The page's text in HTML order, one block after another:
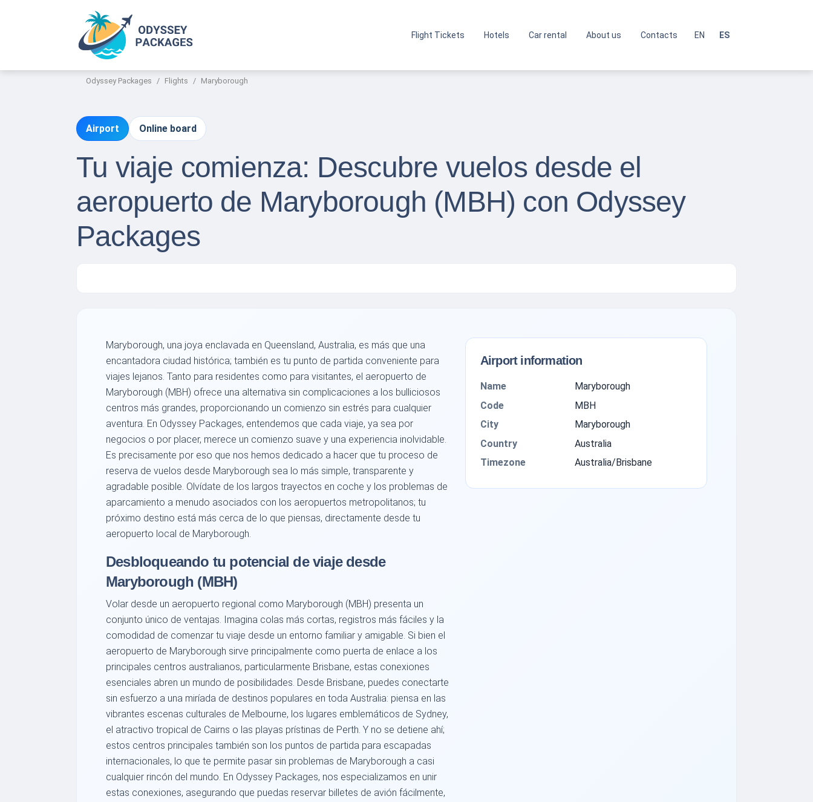
Flight Tickets Hotels Car rental About us Contacts EN ES
Odyssey Packages Flights Maryborough
Airport Online board
Tu viaje comienza: Descubre vuelos desde el
aeropuerto de Maryborough (MBH) con Odyssey
Packages
Maryborough, una joya enclavada en Queensland, Australia, es más que una
encantadora ciudad histórica; también es tu punto de partida conveniente para
viajes lejanos. Tanto para residentes como para visitantes, el aeropuerto de
Maryborough (MBH) ofrece una alternativa sin complicaciones a los bulliciosos
centros más grandes, proporcionando un comienzo sin estrés para cualquier
aventura. En Odyssey Packages, entendemos que cada viaje, ya sea por
negocios o por placer, merece un comienzo suave y una experiencia inolvidable.
Es precisamente por eso que nos hemos dedicado a hacer que tu proceso de
reserva de vuelos desde Maryborough sea lo más simple, transparente y
agradable posible. Olvídate de los largos trayectos en coche y los problemas de
aparcamiento a menudo asociados con los aeropuertos metropolitanos; tu
próximo destino está más cerca de lo que piensas, directamente desde tu
aeropuerto local de Maryborough.
Desbloqueando tu potencial de viaje desde
Maryborough (MBH)
Volar desde un aeropuerto regional como Maryborough (MBH) presenta un
conjunto único de ventajas. Imagina colas más cortas, registros más fáciles y la
comodidad de comenzar tu viaje desde un entorno familiar y amigable. Si bien el
aeropuerto de Maryborough sirve principalmente como puerta de enlace a los
principales centros australianos, particularmente Brisbane, estas conexiones
esenciales abren un mundo de posibilidades. Desde Brisbane, puedes conectarte
sin esfuerzo a una miríada de destinos populares en toda Australia: piensa en las
vibrantes escenas culturales de Melbourne, los lugares emblemáticos de Sydney,
el atractivo tropical de Cairns o las playas prístinas de Perth. Y no se detiene ahí;
estos centros principales también son los puntos de partida para escapadas
internacionales, lo que te permite pasar sin problemas de Maryborough a casi
cualquier rincón del mundo. En Odyssey Packages, nos especializamos en unir
estas conexiones, asegurando que puedas reservar billetes de avión fácilmente,
Airport information
Name
Maryborough
Code
MBH
City
Maryborough
Country
Australia
Timezone
Australia/Brisbane